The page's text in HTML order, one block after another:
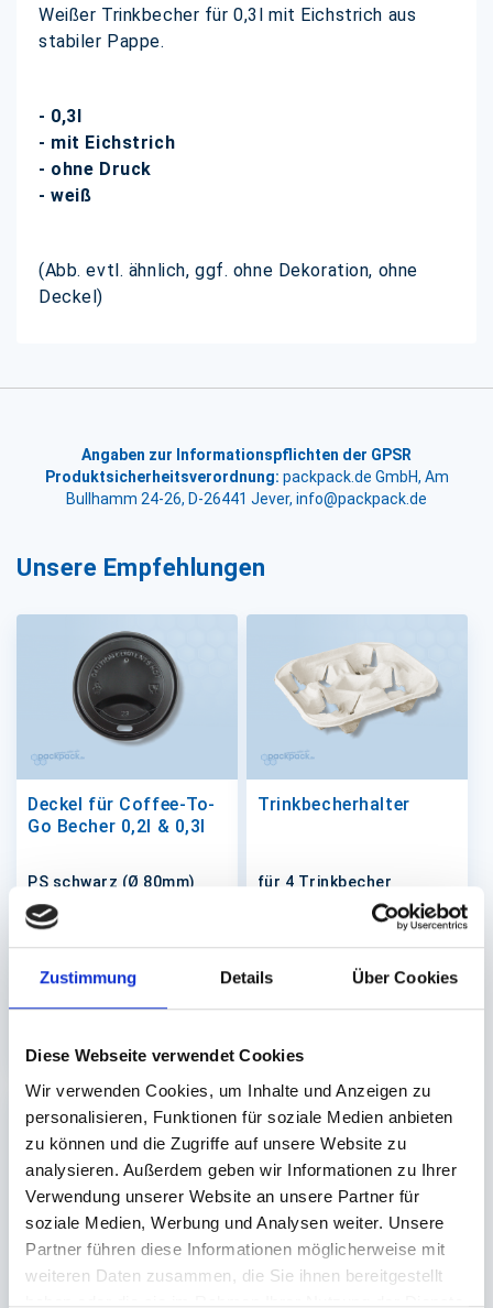
Zustimmung Details Über Cookies
Diese Webseite verwendet Cookies
Wir verwenden Cookies, um Inhalte und Anzeigen zu
personalisieren, Funktionen für soziale Medien anbieten
zu können und die Zugriffe auf unsere Website zu
analysieren. Außerdem geben wir Informationen zu Ihrer
Verwendung unserer Website an unsere Partner für
soziale Medien, Werbung und Analysen weiter. Unsere
Partner führen diese Informationen möglicherweise mit
weiteren Daten zusammen, die Sie ihnen bereitgestellt
Weißer Trinkbecher für 0,3l mit Eichstrich aus
stabiler Pappe.
- 0,3l
- mit Eichstrich
- ohne Druck
- weiß
(Abb. evtl. ähnlich, ggf. ohne Dekoration, ohne
Deckel)
Angaben zur Informationspflichten der GPSR
Produktsicherheitsverordnung: packpack.de GmbH, Am
Bullhamm 24-26, D-26441 Jever, info@packpack.de
Unsere Empfehlungen
Deckel für Coffee-To-
Go Becher 0,2l & 0,3l
PS schwarz (Ø 80mm)
Auf Lager. Sofort
lieferbar.
Trinkbecherhalter
für 4 Trinkbecher
lieferbar.
Deckel für Coffee-To-
Trinkbecherhalter